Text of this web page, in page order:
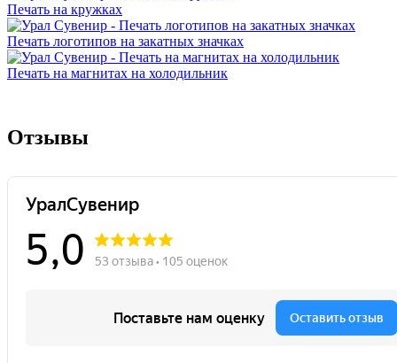
Печать на кружках
Печать логотипов на закатных значках
Печать на магнитах на холодильник
Отзывы